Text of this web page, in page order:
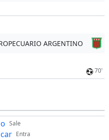
ARGENTINO
70'
Sale
Entra